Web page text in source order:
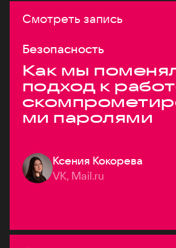
Смотреть запись
Безопасность
Как мы
подход к
ми паролями
Ксения Кокорева
VK, Mail.ru